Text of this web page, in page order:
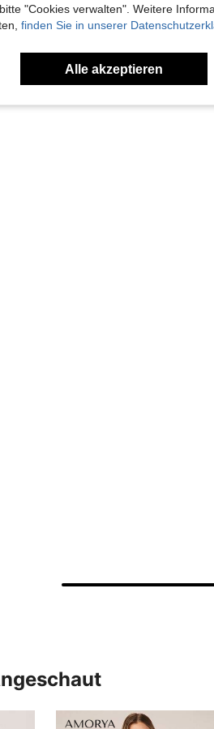
"Cookies verwalten". Weitere
finden Sie in unserer
Alle akzeptieren